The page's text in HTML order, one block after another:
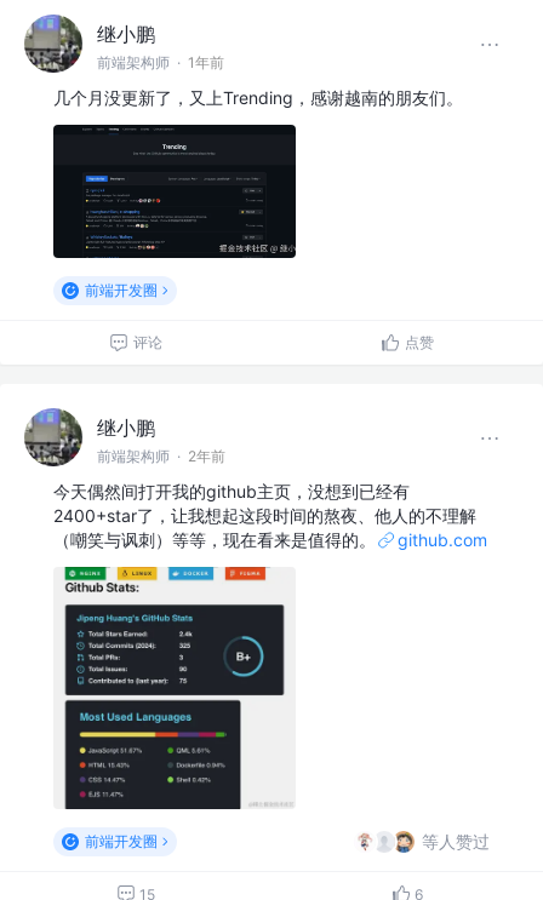
继小鹏
前端架构师 · 1年前
几个月没更新了，又上Trending，感谢越南的朋友们。
前端开发圈
评论 点赞
继小鹏
前端架构师 · 2年前
今天偶然间打开我的github主页，没想到已经有
2400+star了，让我想起这段时间的熬夜、他人的不理解
（嘲笑与讽刺）等等，现在看来是值得的。
github.com
前端开发圈 等人赞过
15 6